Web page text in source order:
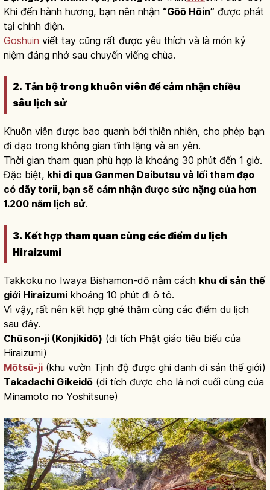
Khi đến hành hương, bạn nên nhận “Gōō Hōin” được phát
tại chính điện.
Goshuin viết tay cũng rất được yêu thích và là món kỷ
niệm đáng nhớ sau chuyến viếng chùa.
2. Tản bộ trong khuôn viên để cảm nhận chiều
sâu lịch sử
Khuôn viên được bao quanh bởi thiên nhiên, cho phép bạn
đi dạo trong không gian tĩnh lặng và an yên.
Thời gian tham quan phù hợp là khoảng 30 phút đến 1 giờ.
Đặc biệt, khi đi qua Ganmen Daibutsu và lối tham đạo
có dãy torii, bạn sẽ cảm nhận được sức nặng của hơn
1.200 năm lịch sử.
3. Kết hợp tham quan cùng các điểm du lịch
Hiraizumi
Takkoku no Iwaya Bishamon-dō nằm cách khu di sản thế
giới Hiraizumi khoảng 10 phút đi ô tô.
Vì vậy, rất nên kết hợp ghé thăm cùng các điểm du lịch
sau đây.
Chūson-ji (Konjikidō) (di tích Phật giáo tiêu biểu của
Hiraizumi)
Mōtsū-ji (khu vườn Tịnh độ được ghi danh di sản thế giới)
Takadachi Gikeidō (di tích được cho là nơi cuối cùng của
Minamoto no Yoshitsune)